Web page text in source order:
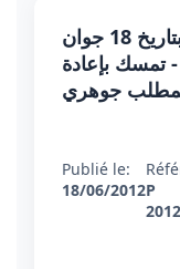
قرار تعقيبي عدد 311120 بتاريخ 18 جوان
- تمسك بإعادة
كمطلب جوهري
Publié le:
18/06/2012P